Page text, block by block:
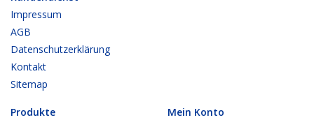
Impressum
AGB
Datenschutzerklärung
Kontakt
Sitemap
Produkte
Mein Konto